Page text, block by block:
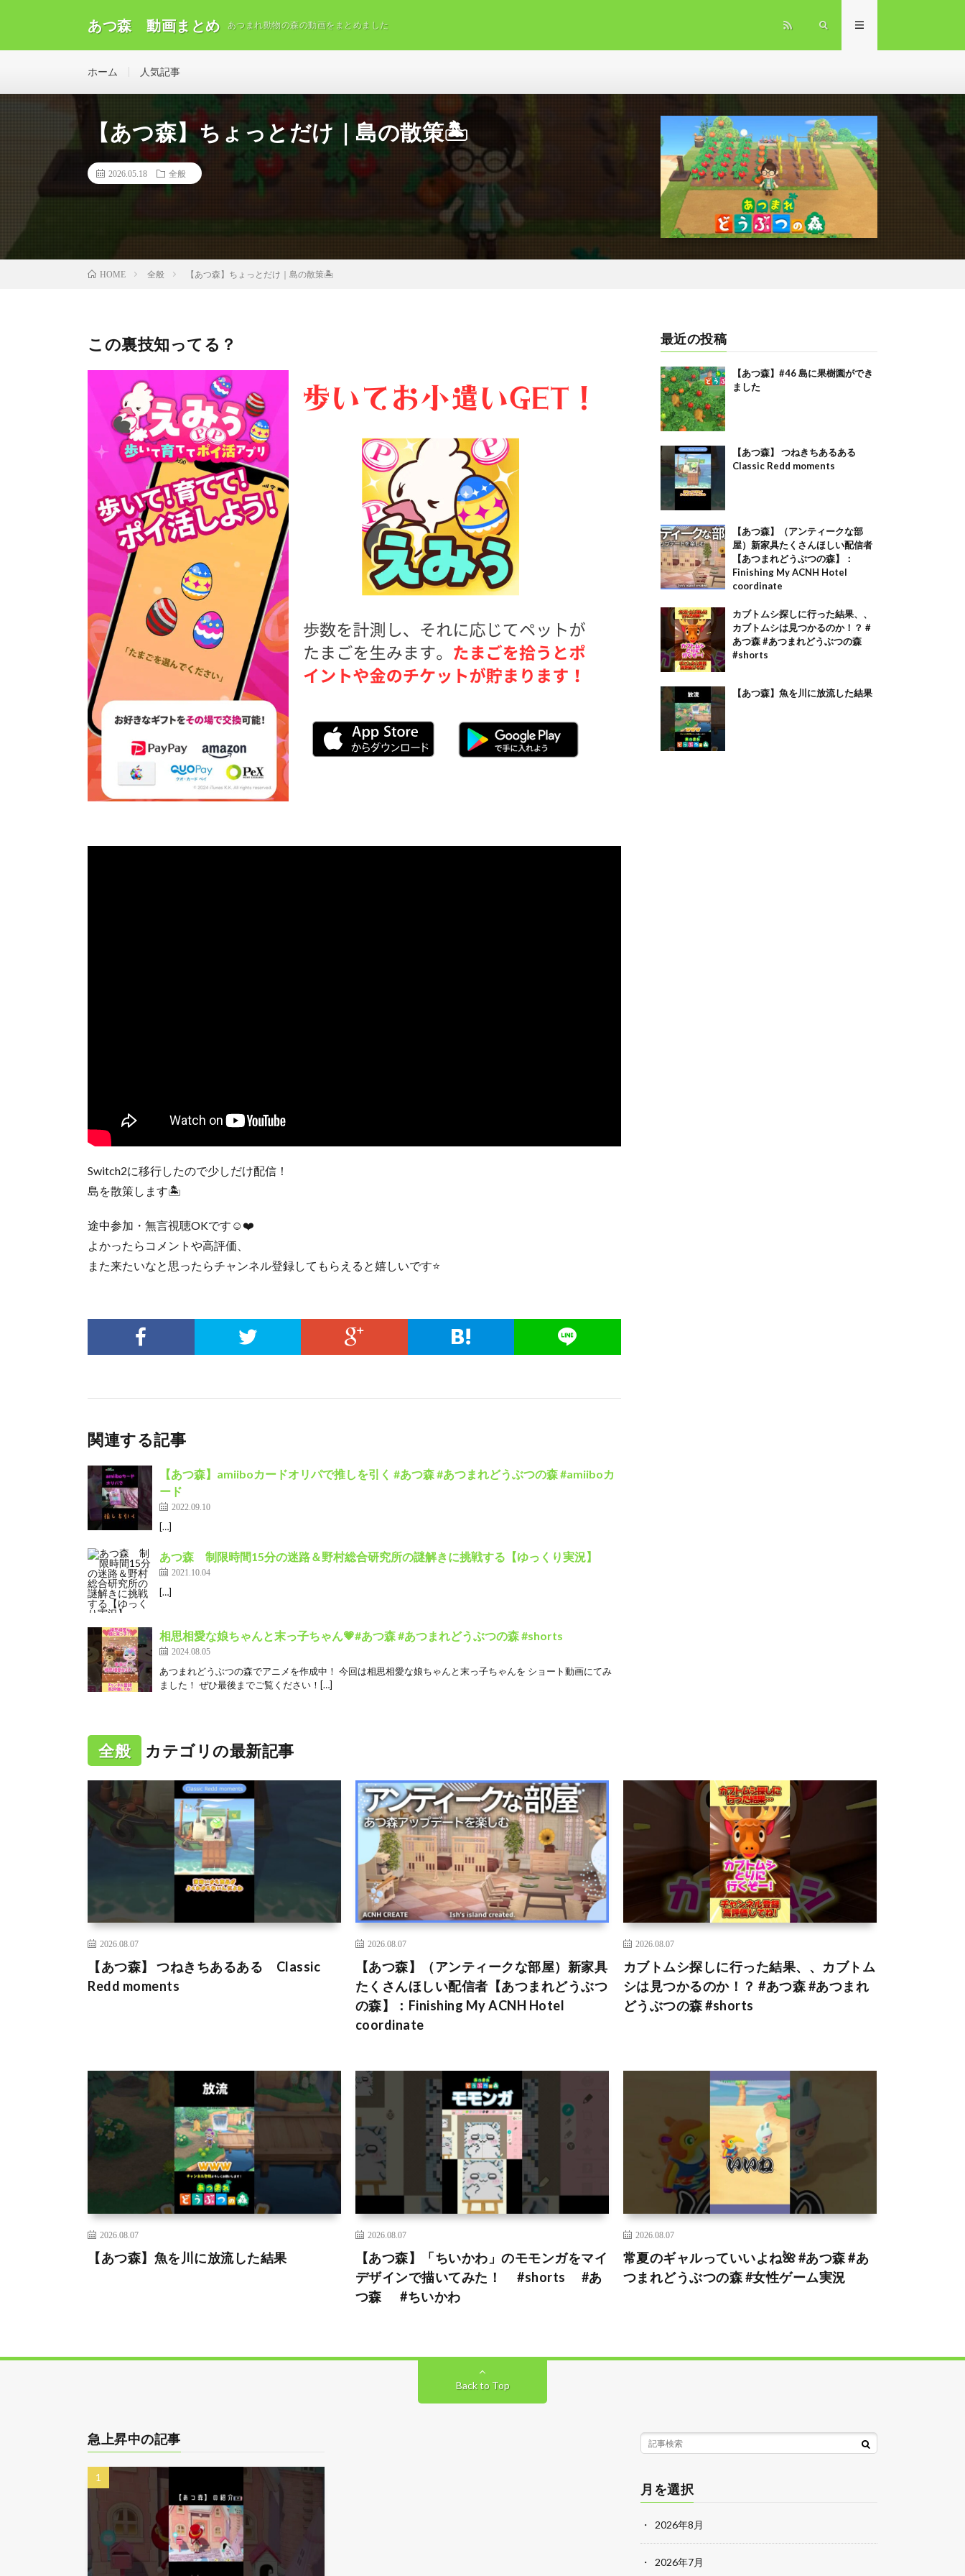
あつ森 動画まとめ あつまれ動物の森の動画をまとめました
ホーム 人気記事
【あつ森】ちょっとだけ｜島の散策🏝️
2026.05.18 全般
HOME 全般 【あつ森】ちょっとだけ｜島の散策🏝️
この裏技知ってる？
Switch2に移行したので少しだけ配信！
島を散策します🏝️
途中参加・無言視聴OKです☺️❤️
よかったらコメントや高評価、
また来たいなと思ったらチャンネル登録してもらえると嬉しいです⭐️
関連する記事
【あつ森】amiiboカードオリパで推しを引く #あつ森 #あつまれどうぶつの森 #amiiboカ
ード
2022.09.10
[…]
あつ森 制限時間15分の迷路＆野村総合研究所の謎解きに挑戦する【ゆっくり実況】
2021.10.04
[…]
相思相愛な娘ちゃんと末っ子ちゃん💗#あつ森 #あつまれどうぶつの森 #shorts
2024.08.05
あつまれどうぶつの森でアニメを作成中！ 今回は相思相愛な娘ちゃんと末っ子ちゃんを ショート動画にてみ
ました！ ぜひ最後までご覧ください！[…]
最近の投稿
【あつ森】#46 島に果樹園ができ
ました
【あつ森】 つねきちあるある
Classic Redd moments
【あつ森】（アンティークな部
屋）新家具たくさんほしい配信者
【あつまれどうぶつの森】：
Finishing My ACNH Hotel
coordinate
カブトムシ探しに行った結果、、
カブトムシは見つかるのか！？ #
あつ森 #あつまれどうぶつの森
#shorts
【あつ森】魚を川に放流した結果
全般 カテゴリの最新記事
2026.08.07
【あつ森】 つねきちあるある Classic
Redd moments
2026.08.07
【あつ森】（アンティークな部屋）新家具
たくさんほしい配信者【あつまれどうぶつ
の森】：Finishing My ACNH Hotel
coordinate
2026.08.07
カブトムシ探しに行った結果、、カブトム
シは見つかるのか！？ #あつ森 #あつまれ
どうぶつの森 #shorts
2026.08.07
【あつ森】魚を川に放流した結果
2026.08.07
【あつ森】「ちいかわ」のモモンガをマイ
デザインで描いてみた！ #shorts #あ
つ森 #ちいかわ
2026.08.07
常夏のギャルっていいよね🌺 #あつ森 #あ
つまれどうぶつの森 #女性ゲーム実況
Back to Top
急上昇中の記事
月を選択
2026年8月
2026年7月